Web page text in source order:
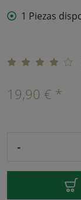
1 Piezas
19,90 € *
-